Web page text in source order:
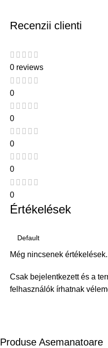
Recenzii clienti
0 reviews
0
0
0
0
0
Értékelések
Még nincsenek értékelések.
Csak bejelentkezett és a
felhasználók írhatnak
Produse Asemanatoare